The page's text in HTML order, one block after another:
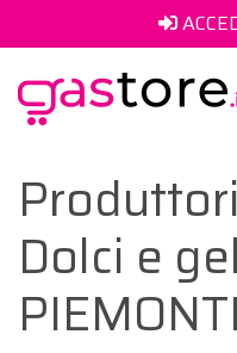
Dolci e